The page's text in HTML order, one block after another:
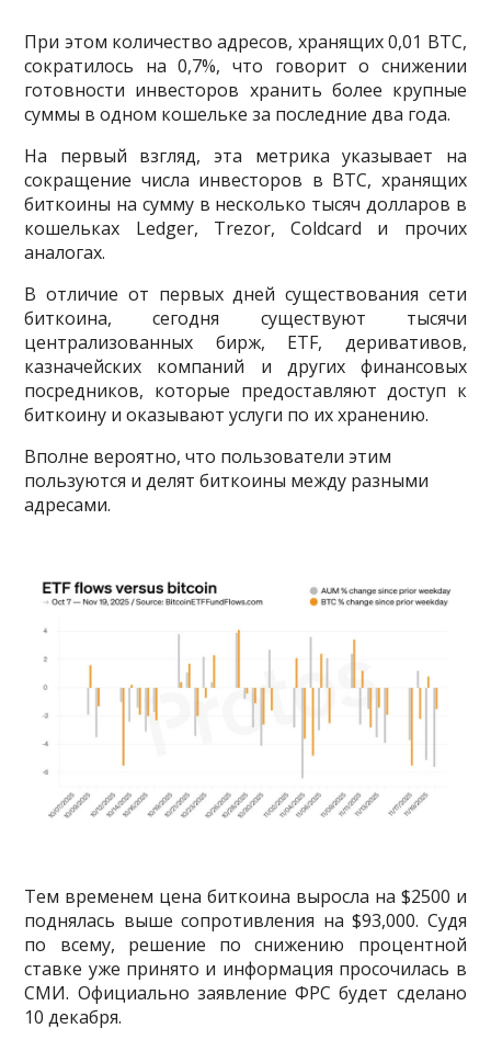
При этом количество адресов, хранящих 0,01 BTC,
сократилось на 0,7%, что говорит о снижении
готовности инвесторов хранить более крупные
суммы в одном кошельке за последние два года.
На первый взгляд, эта метрика указывает на
сокращение числа инвесторов в BTC, хранящих
биткоины на сумму в несколько тысяч долларов в
кошельках Ledger, Trezor, Coldcard и прочих
аналогах.
В отличие от первых дней существования сети
биткоина, сегодня существуют тысячи
централизованных бирж, ETF, деривативов,
казначейских компаний и других финансовых
посредников, которые предоставляют доступ к
биткоину и оказывают услуги по их хранению.
Вполне вероятно, что пользователи этим
пользуются и делят биткоины между разными
адресами.
Тем временем цена биткоина выросла на $2500 и
поднялась выше сопротивления на $93,000. Судя
по всему, решение по снижению процентной
ставке уже принято и информация просочилась в
СМИ. Официально заявление ФРС будет сделано
10 декабря.